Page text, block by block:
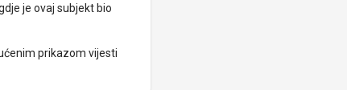
je ovaj subjekt bio
prikazom vijesti